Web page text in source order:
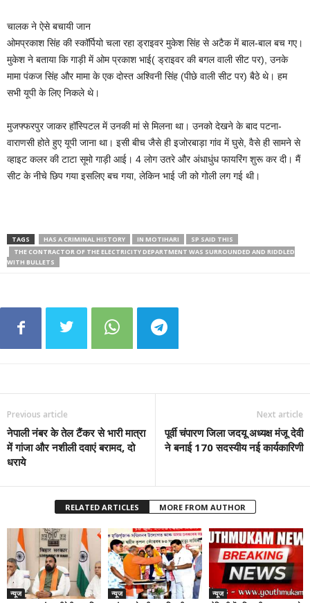
चालक ने ऐसे बचायी जान
ओमप्रकाश सिंह की स्कॉर्पियो चला रहा ड्राइवर मुकेश सिंह से अटैक में बाल-बाल बच गए।
मुकेश ने बताया कि गाड़ी में ओम प्रकाश भाई( ड्राइवर की बगल वाली सीट पर), उनके
मामा पंकज सिंह और मामा के एक दोस्त अश्विनी सिंह (पीछे वाली सीट पर) बैठे थे। हम
सभी यूपी के लिए निकले थे।
मुजफ्फरपुर जाकर हॉस्पिटल में उनकी मां से मिलना था। उनको देखने के बाद पटना-
वाराणसी होते हुए यूपी जाना था। इसी बीच जैसे ही इजोरबाड़ा गांव में घुसे, वैसे ही सामने से
व्हाइट कलर की टाटा सूमो गाड़ी आई। 4 लोग उतरे और अंधाधुंध फायरिंग शुरू कर दी। मैं
सीट के नीचे छिप गया इसलिए बच गया, लेकिन भाई जी को गोली लग गई थी।
TAGS HAS A CRIMINAL HISTORY IN MOTIHARI
SP SAID THIS
THE CONTRACTOR OF THE ELECTRICITY DEPARTMENT WAS SURROUNDED AND RIDDLED
WITH BULLETS
Previous article
नेपाली नंबर के तेल टैंकर से भारी मात्रा
में गांजा और नशीली दवाएं बरामद, दो
धराये
Next article
पूर्वी चंपारण जिला जदयू अध्यक्ष मंजू देवी
ने बनाई 170 सदस्यीय नई कार्यकारिणी
RELATED ARTICLES MORE FROM AUTHOR
न्यूज न्यूज न्यूज